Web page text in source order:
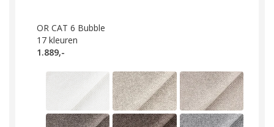
OR CAT 6 Bubble
17 kleuren
1.889,-